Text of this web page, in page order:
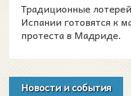
Традиционные
Испании готовятся к
протеста в Мадриде.
Новости и события